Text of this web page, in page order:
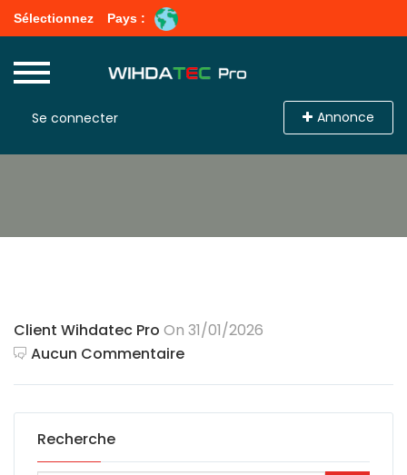
Sélectionnez Pays :
Se connecter Annonce
Client Wihdatec Pro On 31/01/2026
Aucun Commentaire
Recherche